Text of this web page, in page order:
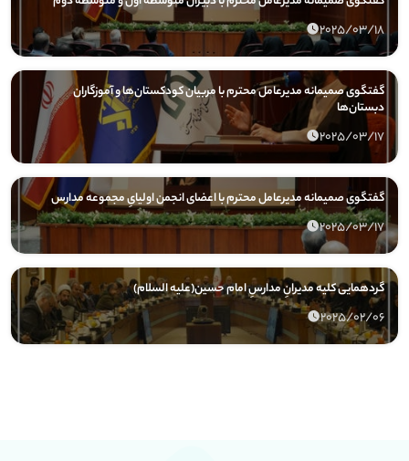
2025/03/18
گفتگوی صمیمانه مدیرعامل محترم با مربیان کودکستان‌ها و آموزگاران
دبستان‌ها
2025/03/17
گفتگوی صمیمانه مدیرعامل محترم با اعضای انجمن اولیایِ مجموعه مدارس
2025/03/17
گردهمایی کلیه مدیرانِ مدارسِ امام حسین(علیه السلام)
2025/02/06